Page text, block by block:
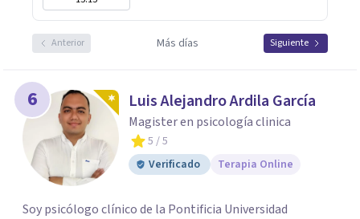
Anterior Más días Siguiente
6 Luis Alejandro Ardila García
Magister en psicología clinica
5 / 5
Verificado
Terapia Online
Soy psicólogo clínico de la Pontificia Universidad